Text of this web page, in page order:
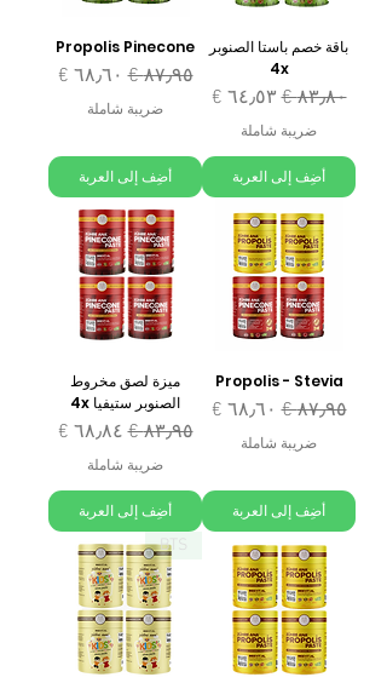
باقة خصم باستا الصنوبر
4x
سعر عادي‏٨٣٫٨٠ € سعر البيع
ضريبة شاملة
أضِف إلى العربة
Propolis Pinecone
سعر عادي‏٨٧٫٩٥ € سعر البيع
ضريبة شاملة
أضِف إلى العربة
Propolis - Stevia
سعر عادي‏٨٧٫٩٥ € سعر البيع
ضريبة شاملة
أضِف إلى العربة
ميزة لصق مخروط
الصنوبر ستيفيا 4x
سعر عادي‏٨٣٫٩٥ € سعر البيع
ضريبة شاملة
أضِف إلى العربة
BTS